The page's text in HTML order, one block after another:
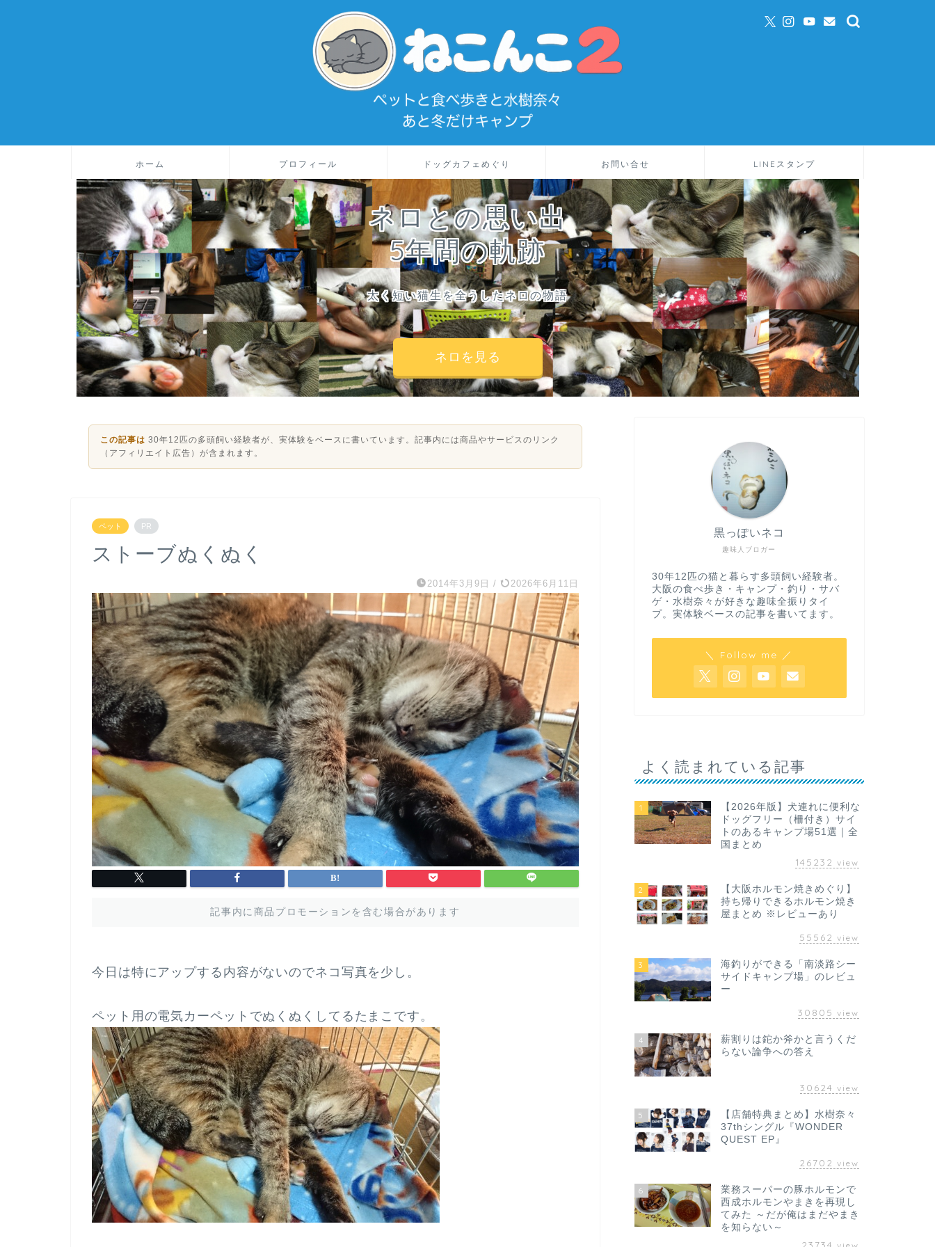
ホーム プロフィール ドッグカフェめぐり お問い合せ LINEスタンプ
ネロとの思い出
5年間の軌跡
太く短い猫生を全うしたネロの物語
ネロを見る
この記事は 30年12匹の多頭飼い経験者が、実体験をベースに書いています。記事内には商品やサービスのリンク
（アフィリエイト広告）が含まれます。
ペット PR
ストーブぬくぬく
2014年3月9日 / 2026年6月11日
記事内に商品プロモーションを含む場合があります
今日は特にアップする内容がないのでネコ写真を少し。
ペット用の電気カーペットでぬくぬくしてるたまこです。
趣味人ブロガー
黒っぽいネコ
30年12匹の猫と暮らす多頭飼い経験者。
大阪の食べ歩き・キャンプ・釣り・サバ
ゲ・水樹奈々が好きな趣味全振りタイ
プ。実体験ベースの記事を書いてます。
＼ Follow me ／
よく読まれている記事
1
【2026年版】犬連れに便利な
ドッグフリー（柵付き）サイ
トのあるキャンプ場51選｜全
国まとめ
145232 view
2
【大阪ホルモン焼きめぐり】
持ち帰りできるホルモン焼き
屋まとめ ※レビューあり
55562 view
3
海釣りができる「南淡路シー
サイドキャンプ場」のレビュ
ー
30805 view
4
薪割りは鉈か斧かと言うくだ
らない論争への答え
30624 view
5
【店舗特典まとめ】水樹奈々
37thシングル『WONDER
QUEST EP』
26702 view
6
業務スーパーの豚ホルモンで
西成ホルモンやまきを再現し
てみた ～だが俺はまだやまき
を知らない～
23734